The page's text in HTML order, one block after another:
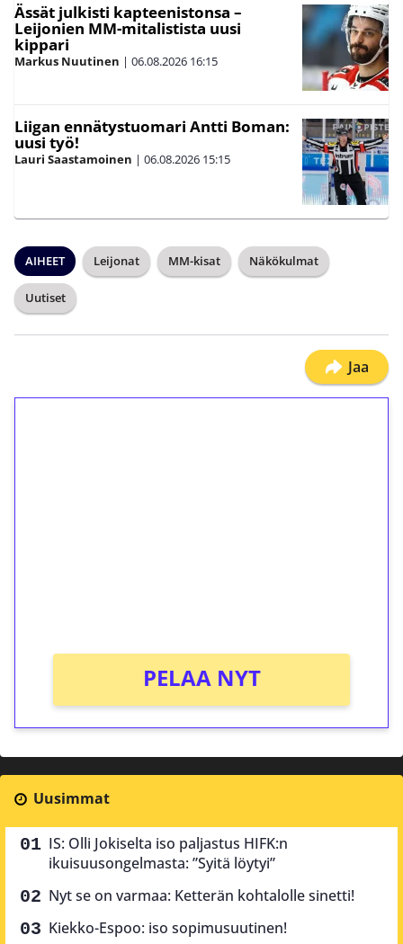
Ässät julkisti kapteenistonsa –
Leijonien MM-mitalistista uusi
kippari
Markus Nuutinen | 06.08.2026 16:15
Liigan ennätystuomari Antti Boman:
uusi työ!
Lauri Saastamoinen | 06.08.2026 15:15
AIHEET Leijonat MM-kisat Näkökulmat
Uutiset
Jaa
PELAA NYT
Uusimmat
IS: Olli Jokiselta iso paljastus HIFK:n
ikuisuusongelmasta: ”Syitä löytyi”
Nyt se on varmaa: Ketterän kohtalolle sinetti!
Kiekko-Espoo: iso sopimusuutinen!